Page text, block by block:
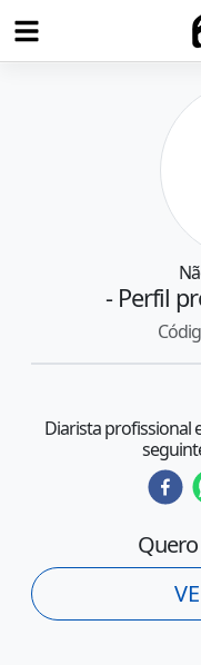
- Perfil
Diarista profissional